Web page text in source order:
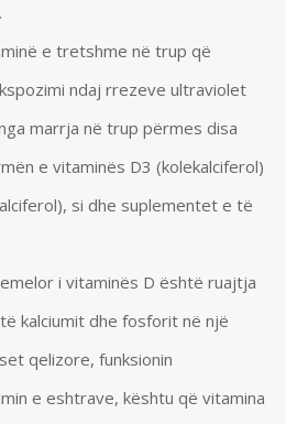
e tretshme në trup që
ndaj rrezeve ultraviolet
marrja në trup përmes disa
e vitaminës D3 (kolekalciferol)
si dhe suplementet e të
i vitaminës D është ruajtja
kalciumit dhe fosforit në një
qelizore, funksionin
e eshtrave, kështu që vitamina